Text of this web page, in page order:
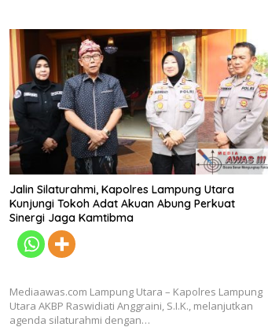
Jalin Silaturahmi, Kapolres Lampung Utara
Kunjungi Tokoh Adat Akuan Abung Perkuat
Sinergi Jaga Kamtibma
Mediaawas.com Lampung Utara – Kapolres Lampung
Utara AKBP Raswidiati Anggraini, S.I.K., melanjutkan
agenda silaturahmi dengan…